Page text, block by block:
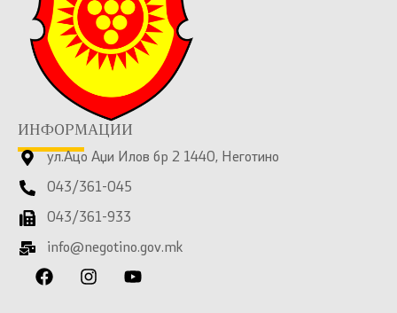
ИНФОРМАЦИИ
ул.Ацо Аџи Илов бр 2 1440, Неготино
043/361-045
043/361-933
info@negotino.gov.mk